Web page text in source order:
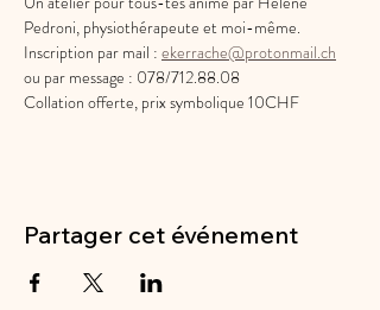
Pedroni, physiothérapeute et moi-même.
Inscription par mail : ekerrache@protonmail.ch
ou par message : 078/712.88.08
Collation offerte, prix symbolique 10CHF
Partager cet événement